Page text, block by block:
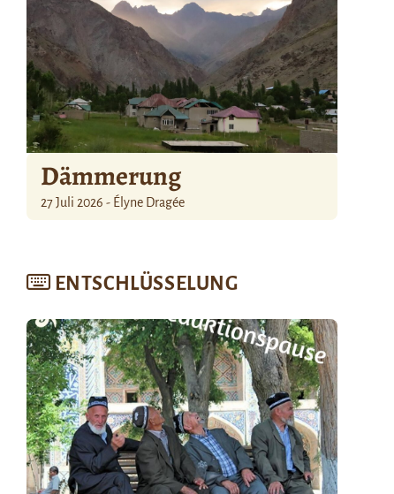
Dämmerung
27 Juli 2026 - Élyne Dragée
ENTSCHLÜSSELUNG